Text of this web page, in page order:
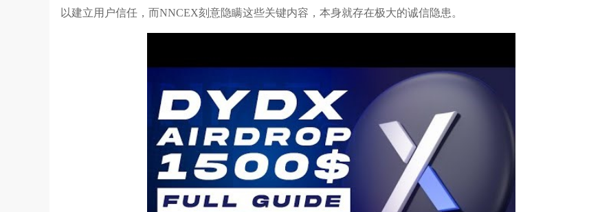
以建立用户信任，而NNCEX刻意隐瞒这些关键内容，本身就存在极大的诚信隐患。